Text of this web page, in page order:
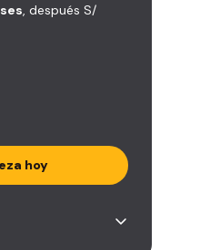
, después S/
hoy
los gimnasios de